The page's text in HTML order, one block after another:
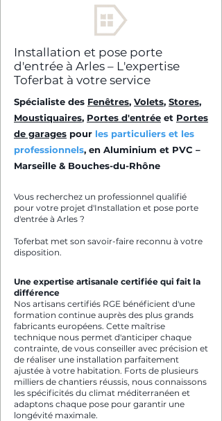
Installation et pose porte
d'entrée à Arles – L'expertise
Toferbat à votre service
Spécialiste des Fenêtres, Volets, Stores,
Moustiquaires, Portes d'entrée et Portes
de garages pour les particuliers et les
professionnels, en Aluminium et PVC –
Marseille & Bouches-du-Rhône
Vous recherchez un professionnel qualifié
pour votre projet d'Installation et pose porte
d'entrée à Arles ?
Toferbat met son savoir-faire reconnu à votre
disposition.
Une expertise artisanale certifiée qui fait la
différence
Nos artisans certifiés RGE bénéficient d'une
formation continue auprès des plus grands
fabricants européens. Cette maîtrise
technique nous permet d'anticiper chaque
contrainte, de vous conseiller avec précision et
de réaliser une installation parfaitement
ajustée à votre habitation. Forts de plusieurs
milliers de chantiers réussis, nous connaissons
les spécificités du climat méditerranéen et
adaptons chaque pose pour garantir une
longévité maximale.